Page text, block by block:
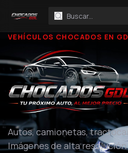
VEHÍCULOS CHOCADOS EN
Autos, camionetas,
Imágenes de alta